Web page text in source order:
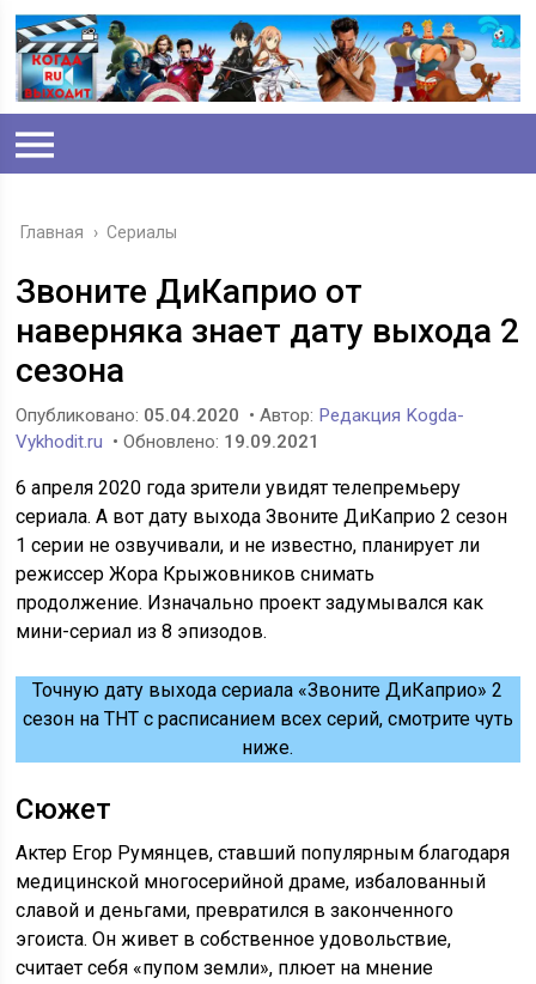
Главная › Сериалы
Звоните ДиКаприо от
наверняка знает дату выхода 2
сезона
Опубликовано: 05.04.2020 • Автор: Редакция Kogda-
Vykhodit.ru • Обновлено: 19.09.2021
6 апреля 2020 года зрители увидят телепремьеру
сериала. А вот дату выхода Звоните ДиКаприо 2 сезон
1 серии не озвучивали, и не известно, планирует ли
режиссер Жора Крыжовников снимать
продолжение. Изначально проект задумывался как
мини-сериал из 8 эпизодов.
Точную дату выхода сериала «Звоните ДиКаприо» 2
сезон на ТНТ с расписанием всех серий, смотрите чуть
ниже.
Сюжет
Актер Егор Румянцев, ставший популярным благодаря
медицинской многосерийной драме, избалованный
славой и деньгами, превратился в законченного
эгоиста. Он живет в собственное удовольствие,
считает себя «пупом земли», плюет на мнение